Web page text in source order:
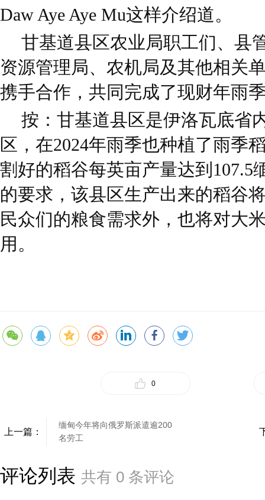
Daw Aye Aye Mu这样介绍道。
甘基道县区农业局职工们、县
资源管理局、农机局及其他相关
携手合作，共同完成了现财年雨
按：甘基道县区是伊洛瓦底省
区，在2024年雨季也种植了雨季
割好的稻谷每英亩产量达到107.5
的要求，该县区生产出来的稻谷
民众们的粮食需求外，也将对大
用。
0
上一篇：
缅甸今年将向俄罗斯派遣逾200
名劳工
评论列表 共有 0 条评论